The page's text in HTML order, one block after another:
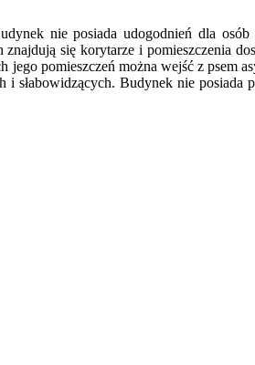
nie posiada udogodnień dla
się korytarze i pomieszczenia
pomieszczeń można wejść z psem
słabowidzących. Budynek nie